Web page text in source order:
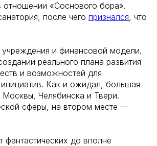
отношении «Соснового бора».
после чего признался, что
учреждения и финансовой модели.
реального плана развития
и возможностей для
Как и ожидал, большая
Челябинска и Твери.
сферы, на втором месте —
до вполне